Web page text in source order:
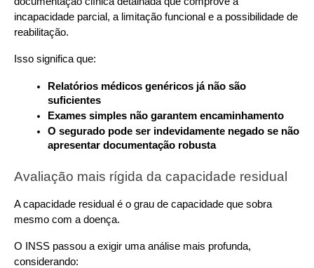
incapacidade parcial, a limitação funcional e a possibilidade de
reabilitação.
Isso significa que:
Relatórios médicos genéricos já não são
suficientes
Exames simples não garantem encaminhamento
O segurado pode ser indevidamente negado se não
apresentar documentação robusta
Avaliação mais rígida da capacidade residual
A capacidade residual é o grau de capacidade que sobra
mesmo com a doença.
O INSS passou a exigir uma análise mais profunda,
considerando: